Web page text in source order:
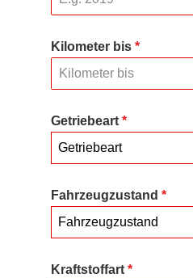
Kilometer bis *
Getriebeart *
Getriebeart
Fahrzeugzustand *
Fahrzeugzustand
Kraftstoffart *